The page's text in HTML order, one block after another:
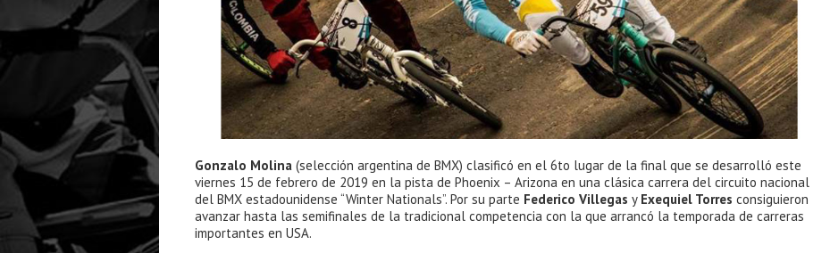
Gonzalo Molina(selección argentina de BMX) clasificó en el 6to lugar de la final que se desarrolló este
viernes 15 de febrero de 2019 en la pista de Phoenix – Arizona en una clásica carrera del circuito nacional
del BMX estadounidense “Winter Nationals”. Por su parte Federico Villegas y Exequiel Torres consiguieron
avanzar hasta las semifinales de la tradicional competencia con la que arrancó la temporada de carreras
importantes en USA.